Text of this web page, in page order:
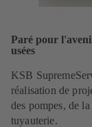
Paré pour
usées
KSB
réalisation de
des pompes, de
tuyauterie.